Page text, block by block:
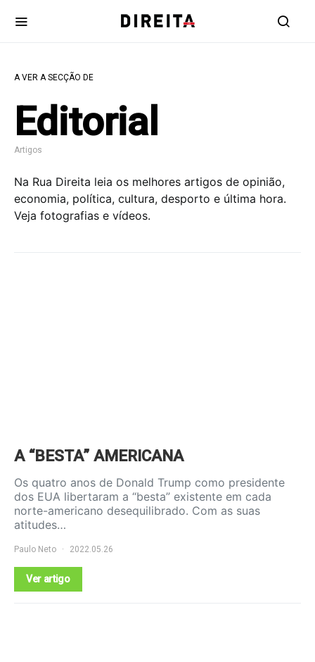
A VER A SECÇÃO DE
Editorial
Artigos
Na Rua Direita leia os melhores artigos de opinião,
economia, política, cultura, desporto e última hora.
Veja fotografias e vídeos.
A “BESTA” AMERICANA
Os quatro anos de Donald Trump como presidente
dos EUA libertaram a “besta” existente em cada
norte-americano desequilibrado. Com as suas
atitudes…
Paulo Neto 2022.05.26
Ver artigo